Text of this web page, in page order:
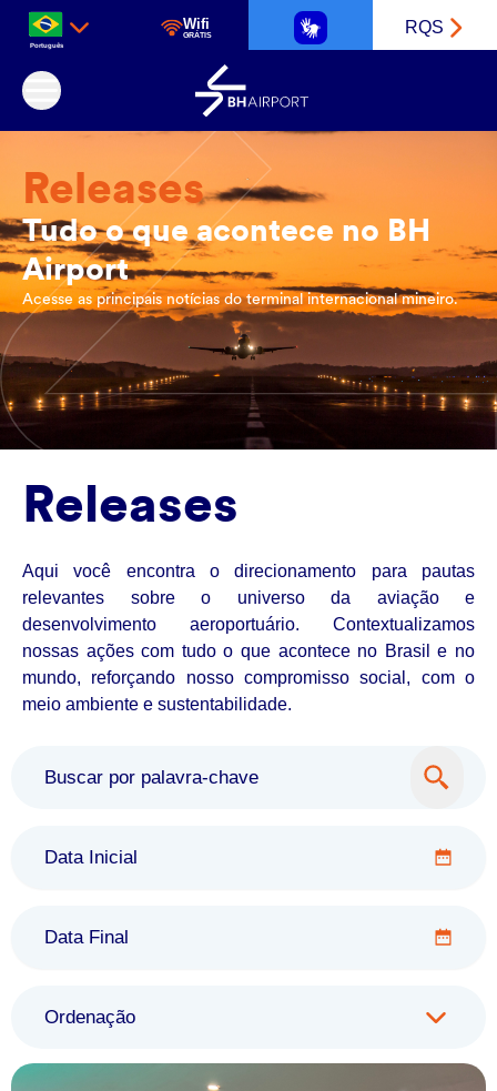
Português
Wifi
GRÁTIS RQS
Aeroporto Internacional de Belo Horizonte
Releases
Tudo o que acontece no BH
Airport
Acesse as principais notícias do terminal internacional mineiro.
Releases
Aqui você encontra o direcionamento para pautas
relevantes sobre o universo da aviação e
desenvolvimento aeroportuário. Contextualizamos
nossas ações com tudo o que acontece no Brasil e no
mundo, reforçando nosso compromisso social, com o
meio ambiente e sustentabilidade.
Data Inicial
Data Final
Ordenação